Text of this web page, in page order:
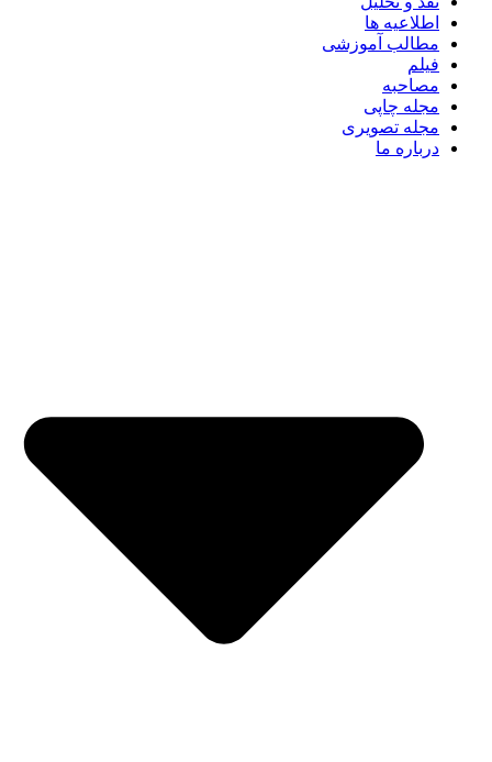
اطلاعیه ها
مطالب آموزشی
فیلم
مصاحبه
مجله چاپی
مجله تصویری
درباره ما